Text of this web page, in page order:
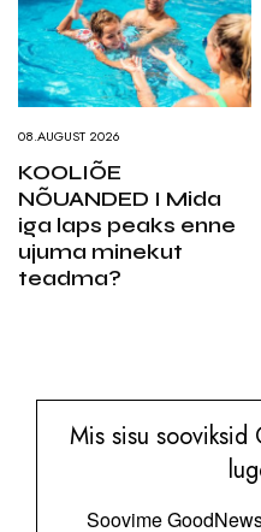
08.AUGUST 2026
KOOLIÕE
NÕUANDED I Mida
iga laps peaks enne
ujuma minekut
teadma?
Mis sisu
Soovime